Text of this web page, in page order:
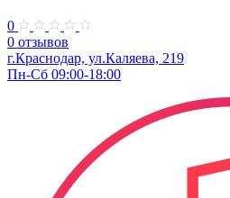
0
0 отзывов
г.Краснодар, ул.Каляева, 219
Пн-Сб 09:00-18:00